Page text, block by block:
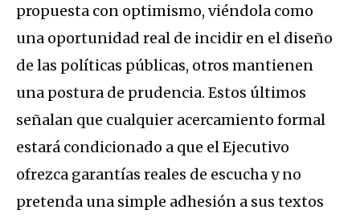
propuesta con optimismo, viéndola como
una oportunidad real de incidir en el diseño
de las políticas públicas, otros mantienen
una postura de prudencia. Estos últimos
señalan que cualquier acercamiento formal
estará condicionado a que el Ejecutivo
ofrezca garantías reales de escucha y no
pretenda una simple adhesión a sus textos